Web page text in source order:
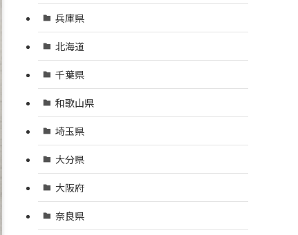
兵庫県
北海道
千葉県
和歌山県
埼玉県
大分県
大阪府
奈良県